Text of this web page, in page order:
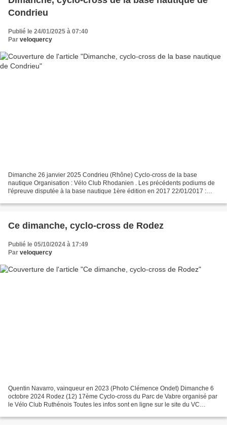
Condrieu
Publié le 24/01/2025 à 07:40
Par veloquercy
Dimanche 26 janvier 2025 Condrieu (Rhône) Cyclo-cross de la base
nautique Organisation : Vélo Club Rhodanien . Les précédents podiums de
l'épreuve disputée à la base nautique 1ère édition en 2017 22/01/2017 :
Ce dimanche, cyclo-cross de Rodez
Publié le 05/10/2024 à 17:49
Par veloquercy
Quentin Navarro, vainqueur en 2023 (Photo Clémence Ondet) Dimanche 6
octobre 2024 Rodez (12) 17ème Cyclo-cross du Parc de Vabre organisé par
le Vélo Club Ruthénois Toutes les infos sont en ligne sur le site du VC